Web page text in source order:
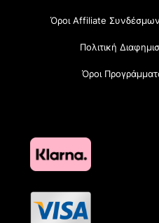
Όροι Affiliate
Πολιτική
Όροι